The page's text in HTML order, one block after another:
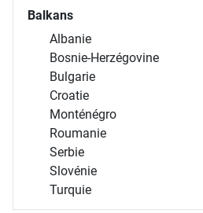
Balkans
Albanie
Bosnie-Herzégovine
Bulgarie
Croatie
Monténégro
Roumanie
Serbie
Slovénie
Turquie